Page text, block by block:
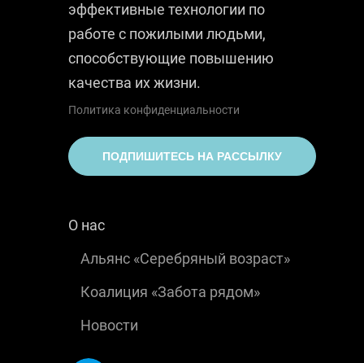
эффективные технологии по
работе с пожилыми людьми,
способствующие повышению
качества их жизни.
Политика конфиденциальности
ПОДПИШИТЕСЬ НА РАССЫЛКУ
О нас
Альянс «Серебряный возраст»
Коалиция «Забота рядом»
Новости